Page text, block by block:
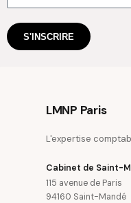
S'INSCRIRE
LMNP Paris
L'expertise
Cabinet de Saint-
115 avenue de Paris
94160 Saint-Mandé